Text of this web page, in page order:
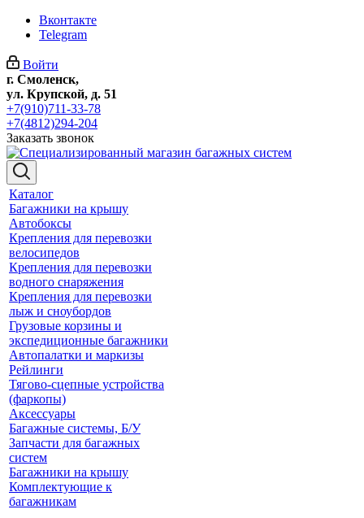
Вконтакте
Telegram
Войти
г. Смоленск,
ул. Крупской, д. 51
+7(910)711-33-78
+7(4812)294-204
Заказать звонок
Каталог
Багажники на крышу
Автобоксы
Крепления для перевозки
велосипедов
Крепления для перевозки
водного снаряжения
Крепления для перевозки
лыж и сноубордов
Грузовые корзины и
экспедиционные багажники
Автопалатки и маркизы
Рейлинги
Тягово-сцепные устройства
(фаркопы)
Аксессуары
Багажные системы, Б/У
Запчасти для багажных
систем
Багажники на крышу
Комплектующие к
багажникам